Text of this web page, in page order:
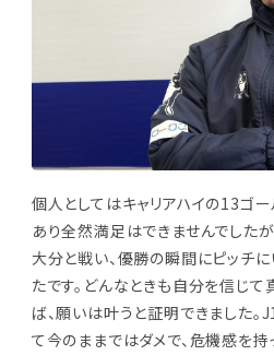
個人としてはキャリアハイの13ゴ
あり全然満足はできませんでしたが
大分と戦い、優勝の瞬間にピッチ
たです。どんなときも自分を信じ
ば、願いは叶うと証明できました。
て今のままではダメで、危機感を